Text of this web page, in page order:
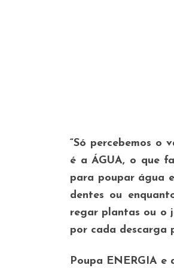
“Só percebemos o
é a ÁGUA, o que
para poupar água
dentes ou
regar plantas ou o
por cada descarga
Poupa ENERGIA